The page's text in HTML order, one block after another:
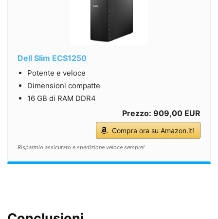
Dell Slim ECS1250
Potente e veloce
Dimensioni compatte
16 GB di RAM DDR4
Prezzo: 909,00 EUR
Compra ora su Amazon.it!
Risparmio assicurato e spedizione veloce sempre!